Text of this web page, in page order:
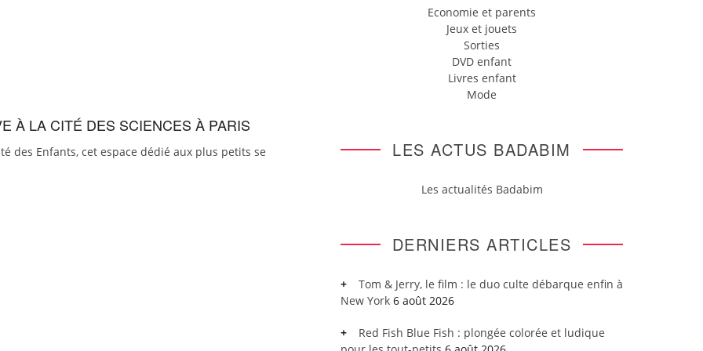
À LA CITÉ DES SCIENCES À PARIS
des Enfants, cet espace dédié aux plus petits se
Economie et parents
Jeux et jouets
Sorties
DVD enfant
Livres enfant
Mode
LES ACTUS BADABIM
Les actualités Badabim
DERNIERS ARTICLES
Tom & Jerry, le film : le duo culte débarque enfin à
New York 6 août 2026
Red Fish Blue Fish : plongée colorée et ludique